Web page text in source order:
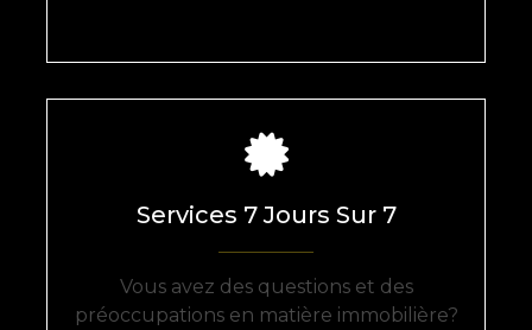
Services 7 Jours Sur 7
Vous avez des questions et des
préoccupations en matière immobilière?